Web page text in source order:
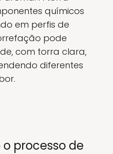
químicos
em perfis de
pode
com torra clara,
diferentes
o processo de